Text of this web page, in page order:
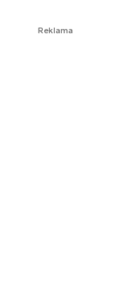
Reklama